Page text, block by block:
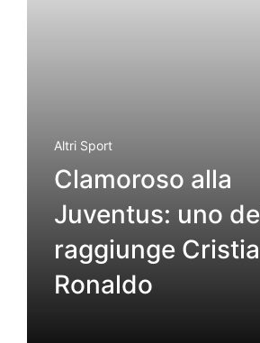
Altri Sport
Clamoroso alla
Juventus: uno
raggiunge
Ronaldo